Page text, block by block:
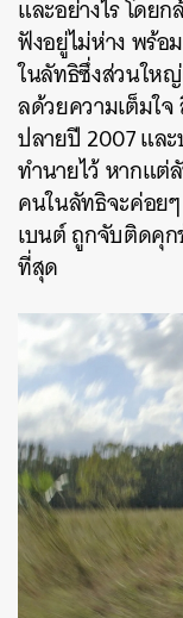
และอย่างไร โดย
ฟังอยู่ไม่ห่าง พร้
ในลัทธิซึ่งส่วนให
ลด้วยความเต็มใ
ปลายปี 2007 แล
ทำนายไว้ หากแต่
คนในลัทธิจะค่อย
เบนต์ ถูกจับติดคุ
ที่สุด